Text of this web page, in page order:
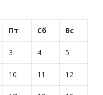
Пт Сб Вс
3 4 5
10 11 12